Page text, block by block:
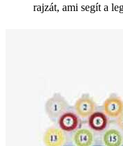
rajzát, ami segít a